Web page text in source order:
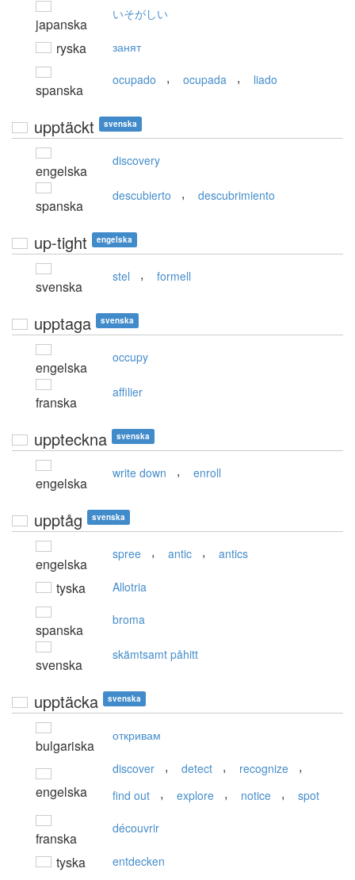
japanska
いそがしい
ryska занят
spanska
ocupado , ocupada , liado
upptäckt svenska
engelska
discovery
spanska
descubierto , descubrimiento
up-tight engelska
svenska
stel , formell
upptaga svenska
engelska
occupy
franska
affilier
uppteckna svenska
engelska
write down , enroll
upptåg svenska
engelska
spree , antic , antics
tyska Allotria
spanska
broma
svenska
skämtsamt påhitt
upptäcka svenska
bulgariska
откривам
engelska
discover , detect , recognize ,
find out , explore , notice , spot
franska
découvrir
tyska entdecken